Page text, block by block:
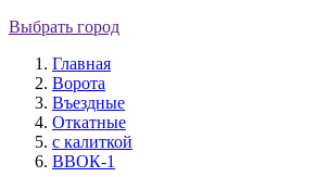
Выбрать город
Главная
Ворота
Въездные
Откатные
с калиткой
ВВОК-1